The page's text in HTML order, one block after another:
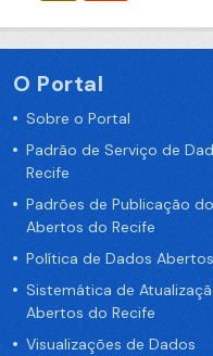
O Portal
Sobre o Portal
Padrão de Serviço de
Recife
Padrões de Publicação
Abertos do Recife
Política de Dados
Sistemática de
Abertos do Recife
Visualizações de Dados